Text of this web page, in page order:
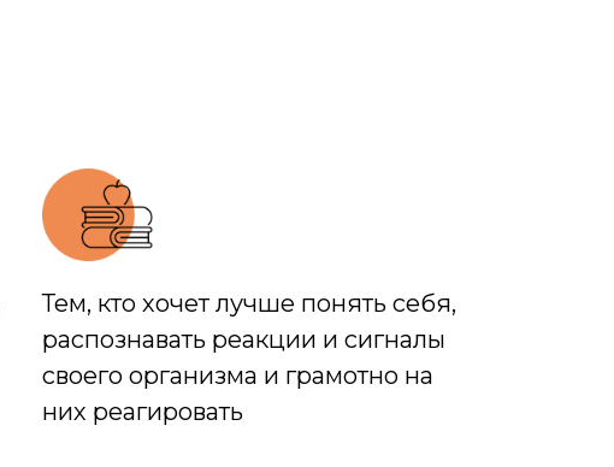
Тем, кто хочет лучше понять себя,
распознавать реакции и сигналы
своего организма и грамотно на
них реагировать